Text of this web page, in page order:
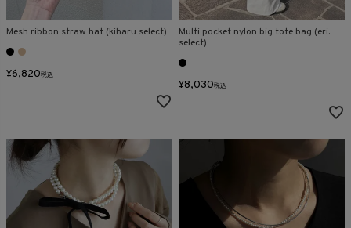
Mesh ribbon straw hat (kiharu select)
¥6,820税込
Multi pocket nylon big tote bag (eri.
select)
¥8,030税込